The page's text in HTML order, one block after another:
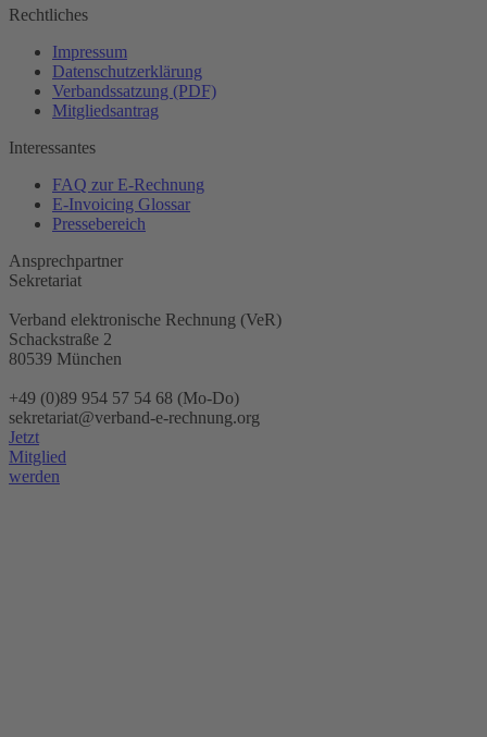
Rechtliches
Impressum
Datenschutzerklärung
Verbandssatzung (PDF)
Mitgliedsantrag
Interessantes
FAQ zur E-Rechnung
E-Invoicing Glossar
Pressebereich
Ansprechpartner
Sekretariat
Verband elektronische Rechnung (VeR)
Schackstraße 2
80539 München
+49 (0)89 954 57 54 68 (Mo-Do)
sekretariat@verband-e-rechnung.org
Jetzt
Mitglied
werden